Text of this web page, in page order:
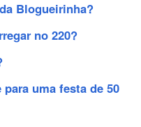
Blogueirinha?
no 220?
uma festa de 50